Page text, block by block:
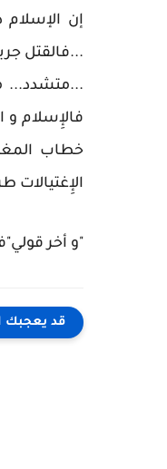
إن
...فالقتل
...متشدد...
فالإِسلام و
خطاب
الإِغتيالات
"و أخر
قد يعجبك